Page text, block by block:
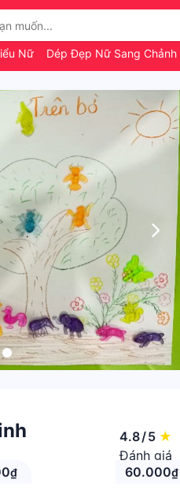
Nữ Dép Đẹp Nữ Sang Chảnh
4.8/5 ★
Đánh giá
₫ 60.000₫